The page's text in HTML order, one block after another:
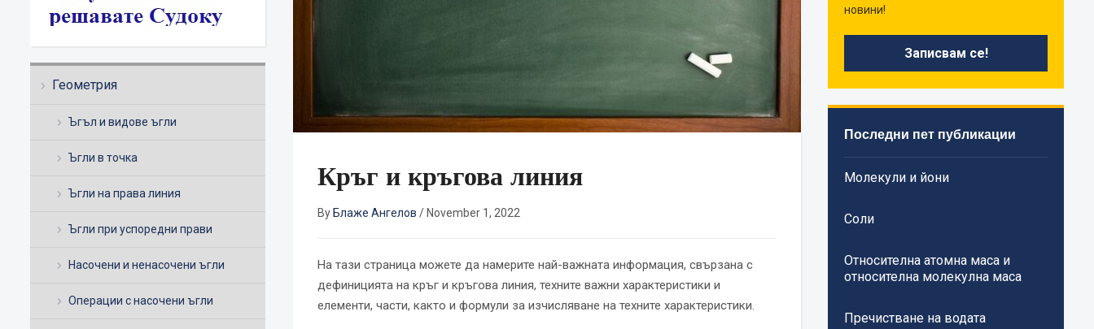
Геометрия
Ъгъл и видове ъгли
Ъгли в точка
Ъгли на права линия
Ъгли при успоредни прави
Насочени и ненасочени ъгли
Операции с насочени ъгли
Кръг и кръгова линия
By Блаже Ангелов / November 1, 2022
На тази страница можете да намерите най-важната информация, свързана с
дефиницията на кръг и кръгова линия, техните важни характеристики и
елементи, части, както и формули за изчисляване на техните характеристики.
новини!
Последни пет публикации
Молекули и йони
Соли
Относителна атомна маса и
относителна молекулна маса
Пречистване на водата